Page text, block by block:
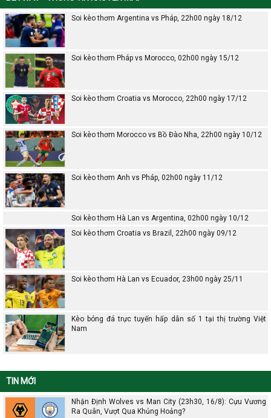
Soi kèo thơm Argentina vs Pháp, 22h00 ngày 18/12
Soi kèo thơm Pháp vs Morocco, 02h00 ngày 15/12
Soi kèo thơm Croatia vs Morocco, 22h00 ngày 17/12
Soi kèo thơm Morocco vs Bồ Đào Nha, 22h00 ngày 10/12
Soi kèo thơm Anh vs Pháp, 02h00 ngày 11/12
Soi kèo thơm Hà Lan vs Argentina, 02h00 ngày 10/12
Soi kèo thơm Croatia vs Brazil, 22h00 ngày 09/12
Soi kèo thơm Hà Lan vs Ecuador, 23h00 ngày 25/11
Kèo bóng đá trực tuyến hấp dẫn số 1 tại thị trường Việt
Nam
TIN MỚI
Nhận Định Wolves vs Man City (23h30, 16/8): Cựu Vương
Ra Quân, Vượt Qua Khủng Hoảng?